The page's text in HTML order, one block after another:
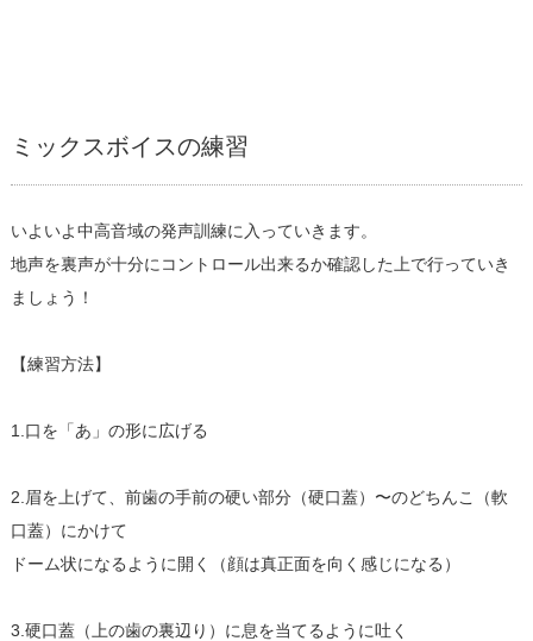
ミックスボイスの練習
いよいよ中高音域の発声訓練に入っていきます。
地声を裏声が十分にコントロール出来るか確認した上で行っていき
ましょう！
【練習方法】
1.口を「あ」の形に広げる
2.眉を上げて、前歯の手前の硬い部分（硬口蓋）〜のどちんこ（軟
口蓋）にかけて
ドーム状になるように開く（顔は真正面を向く感じになる）
3.硬口蓋（上の歯の裏辺り）に息を当てるように吐く